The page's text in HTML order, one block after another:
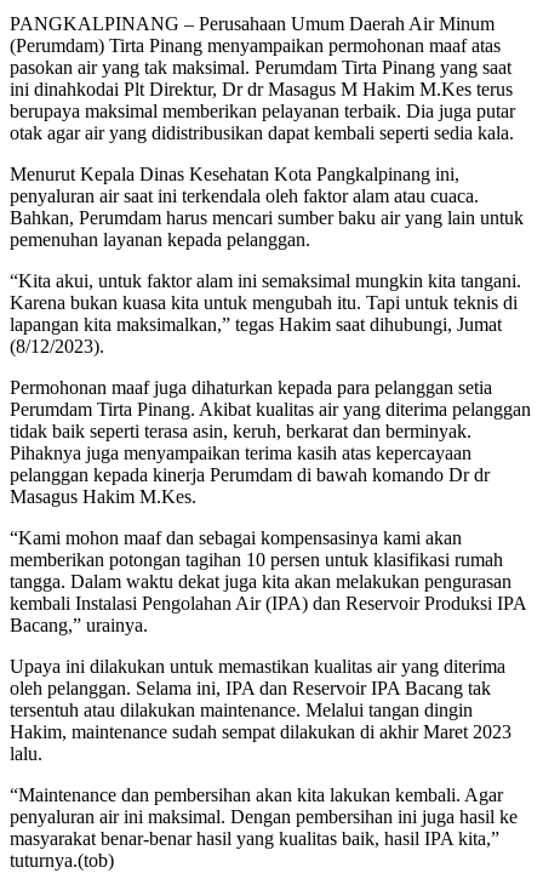
PANGKALPINANG – Perusahaan Umum Daerah Air Minum
(Perumdam) Tirta Pinang menyampaikan permohonan maaf atas
pasokan air yang tak maksimal. Perumdam Tirta Pinang yang saat
ini dinahkodai Plt Direktur, Dr dr Masagus M Hakim M.Kes terus
berupaya maksimal memberikan pelayanan terbaik. Dia juga putar
otak agar air yang didistribusikan dapat kembali seperti sedia kala.
Menurut Kepala Dinas Kesehatan Kota Pangkalpinang ini,
penyaluran air saat ini terkendala oleh faktor alam atau cuaca.
Bahkan, Perumdam harus mencari sumber baku air yang lain untuk
pemenuhan layanan kepada pelanggan.
“Kita akui, untuk faktor alam ini semaksimal mungkin kita tangani.
Karena bukan kuasa kita untuk mengubah itu. Tapi untuk teknis di
lapangan kita maksimalkan,” tegas Hakim saat dihubungi, Jumat
(8/12/2023).
Permohonan maaf juga dihaturkan kepada para pelanggan setia
Perumdam Tirta Pinang. Akibat kualitas air yang diterima pelanggan
tidak baik seperti terasa asin, keruh, berkarat dan berminyak.
Pihaknya juga menyampaikan terima kasih atas kepercayaan
pelanggan kepada kinerja Perumdam di bawah komando Dr dr
Masagus Hakim M.Kes.
“Kami mohon maaf dan sebagai kompensasinya kami akan
memberikan potongan tagihan 10 persen untuk klasifikasi rumah
tangga. Dalam waktu dekat juga kita akan melakukan pengurasan
kembali Instalasi Pengolahan Air (IPA) dan Reservoir Produksi IPA
Bacang,” urainya.
Upaya ini dilakukan untuk memastikan kualitas air yang diterima
oleh pelanggan. Selama ini, IPA dan Reservoir IPA Bacang tak
tersentuh atau dilakukan maintenance. Melalui tangan dingin
Hakim, maintenance sudah sempat dilakukan di akhir Maret 2023
lalu.
“Maintenance dan pembersihan akan kita lakukan kembali. Agar
penyaluran air ini maksimal. Dengan pembersihan ini juga hasil ke
masyarakat benar-benar hasil yang kualitas baik, hasil IPA kita,”
tuturnya.(tob)